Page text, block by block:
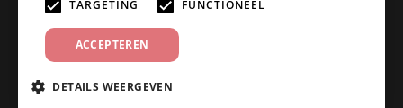
Retourneren
Klantenservice
Offerte aanvragen
Contact
TARGETING FUNCTIONEEL
ACCEPTEREN
DETAILS WEERGEVEN